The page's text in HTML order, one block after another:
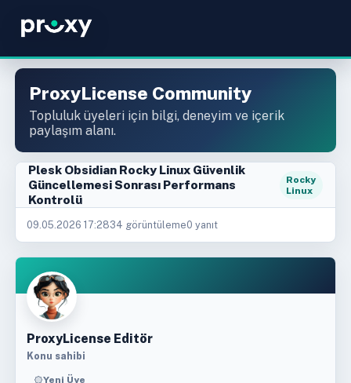
ProxyLicense Community
Topluluk üyeleri için bilgi, deneyim ve içerik
paylaşım alanı.
Plesk Obsidian Rocky Linux Güvenlik
Güncellemesi Sonrası Performans
Kontrolü
Rocky
Linux
09.05.2026 17:2834 görüntüleme0 yanıt
ProxyLicense Editör
Konu sahibi
Yeni Üye